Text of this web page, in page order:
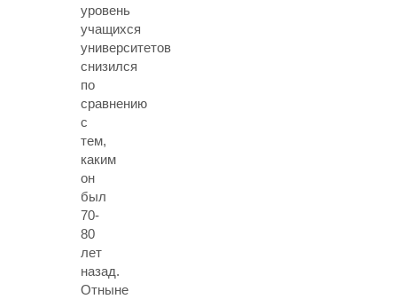
уровень
учащихся
университетов
снизился
по
сравнению
с
тем,
каким
он
был
70-
80
лет
назад.
Отныне